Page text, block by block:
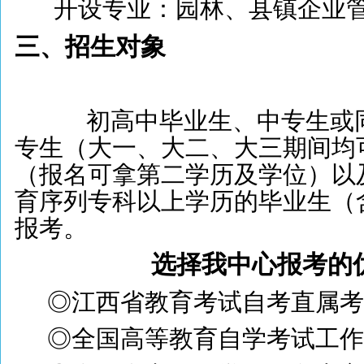
开设专业：园林、县镇企业
三、招生对象
初高中毕业生、中专生或
专生（大一、大二、大三期间
（报名可拿第二学历及学位）
育序列专科以上学历的毕业生
报考。
选择我中心报考的
◎江西省教育考试自考直属
◎全国高等教育自学考试工作